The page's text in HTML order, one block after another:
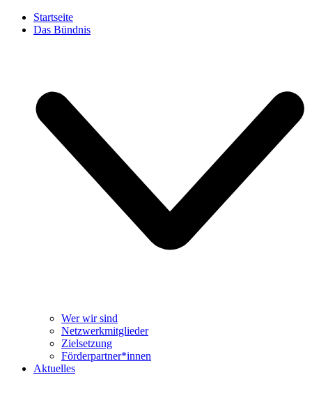
Startseite
Das Bündnis
Wer wir sind
Netzwerkmitglieder
Zielsetzung
Förderpartner*innen
Aktuelles